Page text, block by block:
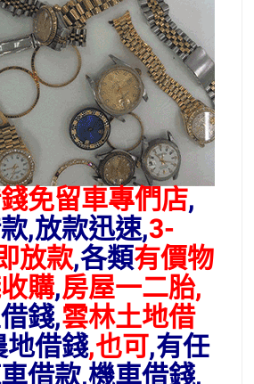
免留車專們店,
,放款迅速,3-
放款,各類有價物
購,房屋一二胎,
錢,雲林土地借
借錢,也可,有任